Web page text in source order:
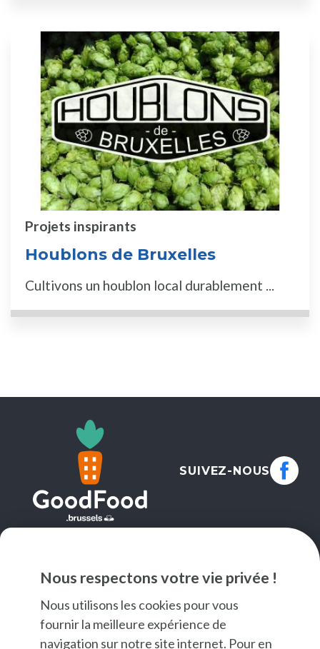
Nous respectons votre vie privée !
Nous utilisons les cookies pour vous
fournir la meilleure expérience de
navigation sur notre site internet. Pour en
Houblons de Bruxelles
Projets inspirants
Cultivons un houblon local durablement ...
SUIVEZ-NOUS